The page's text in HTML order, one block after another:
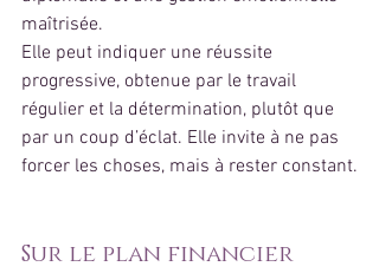
maîtrisée.
Elle peut indiquer une réussite
progressive, obtenue par le travail
régulier et la détermination, plutôt que
par un coup d’éclat. Elle invite à ne pas
forcer les choses, mais à rester constant.
Sur le plan financier